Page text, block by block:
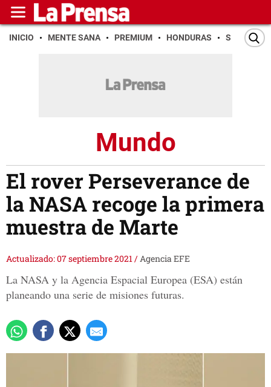
INICIO MENTE SANA PREMIUM HONDURAS SAN PEDRO
Mundo
El rover Perseverance de
la NASA recoge la primera
muestra de Marte
Actualizado: 07 septiembre 2021/Agencia EFE
La NASA y la Agencia Espacial Europea (ESA) están
planeando una serie de misiones futuras.